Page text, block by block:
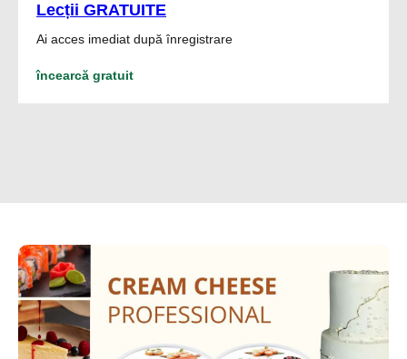
Lecții GRATUITE
Ai acces imediat după înregistrare
încearcă gratuit